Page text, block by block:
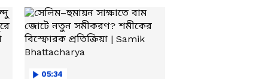
05:34